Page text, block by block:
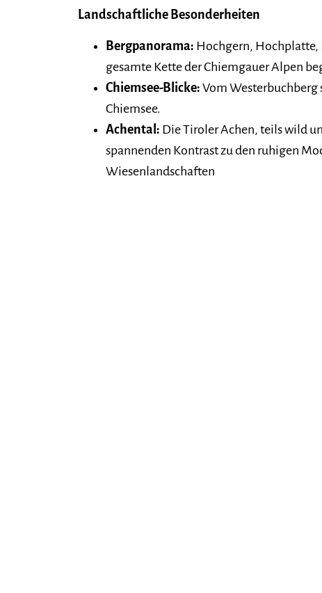
Landschaftliche Besonderheiten
Bergpanorama: Hochgern, Hochplatte,
gesamte Kette der Chiemgauer Alpen
Chiemsee-Blicke: Vom Westerbuchberg
Chiemsee.
Achental: Die Tiroler Achen, teils wild
spannenden Kontrast zu den ruhigen
Wiesenlandschaften